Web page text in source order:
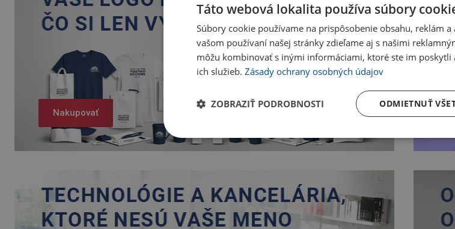
Nakupovať
Táto webová lokalita používa súbory
Súbory cookie používame na prispôsobenie obsahu, reklám
vašom používaní našej stránky zdieľame aj s našimi
môžu kombinovať s inými informáciami, ktoré ste im
ich služieb. Zásady ochrany osobných údajov
ODMIETNUŤ
ZOBRAZIŤ PODROBNOSTI